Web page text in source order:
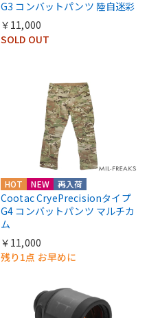
G3 コンバットパンツ 陸自迷彩
￥11,000
SOLD OUT
HOT NEW 再入荷
Cootac CryePrecisionタイプ
G4 コンバットパンツ マルチカ
ム
￥11,000
残り1点 お早めに